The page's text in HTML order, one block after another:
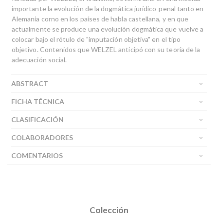
importante la evolución de la dogmática jurídico-penal tanto en
Alemania corno en los países de habla castellana, y en que
actualmente se produce una evolución dogmática que vuelve a
colocar bajo el rótulo de "imputación objetiva" en el tipo
objetivo. Contenidos que WELZEL anticipó con su teoría de la
adecuación social.
ABSTRACT
FICHA TÉCNICA
CLASIFICACIÓN
COLABORADORES
COMENTARIOS
Colección